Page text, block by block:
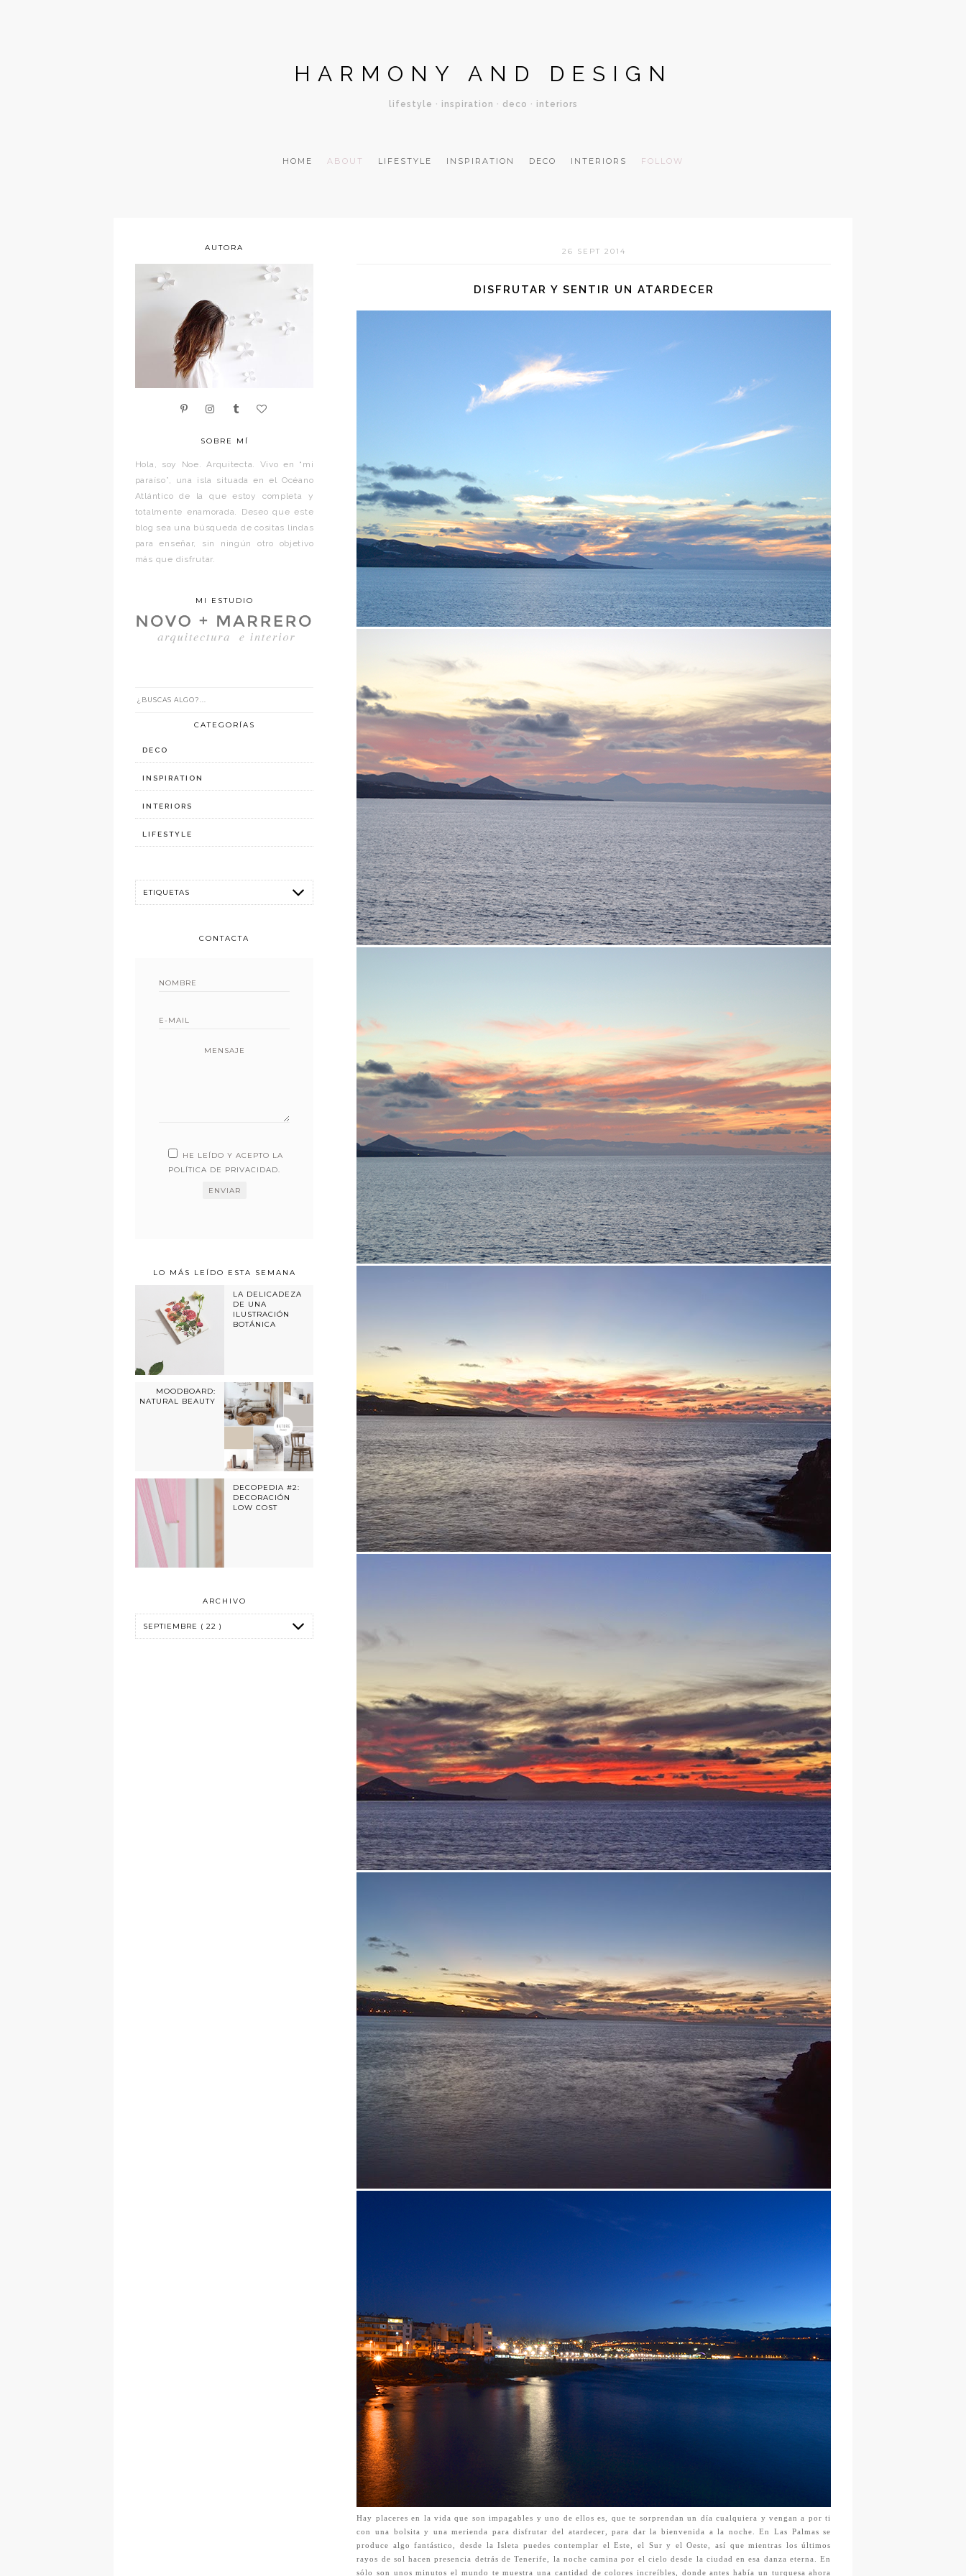
HARMONY AND DESIGN
lifestyle · inspiration · deco · interiors
HOME ABOUT LIFESTYLE INSPIRATION DECO INTERIORS FOLLOW
26 SEPT 2014
DISFRUTAR Y SENTIR UN ATARDECER
Hay placeres en la vida que son impagables y uno de ellos es, que te sorprendan un día cualquiera y vengan a por ti
con una bolsita y una merienda para disfrutar del atardecer, para dar la bienvenida a la noche. En Las Palmas se
produce algo fantástico, desde la Isleta puedes contemplar el Este, el Sur y el Oeste, así que mientras los últimos
rayos de sol hacen presencia detrás de Tenerife, la noche camina por el cielo desde la ciudad en esa danza eterna. En
sólo son unos minutos el mundo te muestra una cantidad de colores increíbles, donde antes había un turquesa ahora
AUTORA
SOBRE MÍ
Hola, soy Noe. Arquitecta. Vivo en “mi
paraíso”, una isla situada en el Océano
Atlántico de la que estoy completa y
totalmente enamorada. Deseo que este
blog sea una búsqueda de cositas lindas
para enseñar, sin ningún otro objetivo
más que disfrutar.
MI ESTUDIO
CATEGORÍAS
DECO
INSPIRATION
INTERIORS
LIFESTYLE
CONTACTA
MENSAJE
HE LEÍDO Y ACEPTO LA
POLÍTICA DE PRIVACIDAD.
LO MÁS LEÍDO ESTA SEMANA
LA DELICADEZA
DE UNA
ILUSTRACIÓN
BOTÁNICA
MOODBOARD:
NATURAL BEAUTY
DECOPEDIA #2:
DECORACIÓN
LOW COST
ARCHIVO